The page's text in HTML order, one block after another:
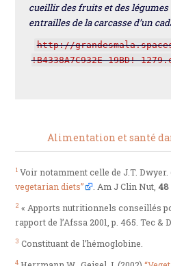
cueillir des fruits et des
entrailles de la carcasse d’un
http://
!B4338A7C932E 19BD!
Alimentation et santé
1 Voir notamment celle de J.T. Dwyer.
vegetarian diets”
. Am J Clin Nut,48
2 « Apports nutritionnels conseillés
rapport de l’Afssa 2001, p. 465. Tec &
3 Constituant de l’hémoglobine.
4